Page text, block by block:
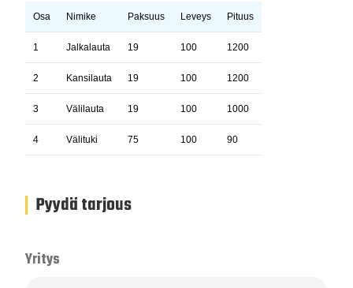
Osa Nimike Paksuus Leveys Pituus
1 Jalkalauta 19 100 1200
2 Kansilauta 19 100 1200
3 Välilauta 19 100 1000
4 Välituki 75 100 90
Pyydä tarjous
Yritys